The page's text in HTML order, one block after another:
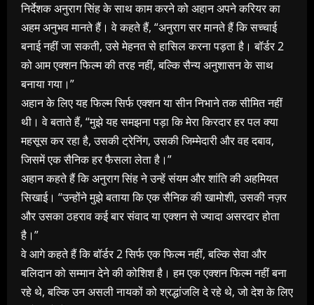
निर्देशक अनुराग सिंह के साथ काम करने को अहान अपने करियर का
अहम अनुभव मानते हैं। वे कहते हैं, “अनुराग सर मानते हैं कि सच्चाई
बनाई नहीं जा सकती, उसे मेहनत से हासिल करना पड़ता है। बॉर्डर 2
को आम एक्शन फिल्म की तरह नहीं, बल्कि सैन्य अनुशासन के साथ
बनाया गया।”
अहान के लिए यह फिल्म सिर्फ एक्शन या सीन निभाने तक सीमित नहीं
थी। वे बताते हैं, “मुझे यह समझना पड़ा कि मेरा किरदार हर पल क्या
महसूस कर रहा है, उसकी ट्रेनिंग, उसकी जिम्मेदारी और वह दबाव,
जिसमें एक सैनिक हर फैसला लेता है।”
अहान कहते हैं कि अनुराग सिंह ने उन्हें संयम और शांति की अहमियत
सिखाई। “उन्होंने मुझे बताया कि एक सैनिक की खामोशी, उसकी नज़र
और उसका ठहराव कई बार संवाद या एक्शन से ज्यादा असरदार होता
है।”
वे आगे कहते हैं कि बॉर्डर 2 सिर्फ एक फिल्म नहीं, बल्कि सेवा और
बलिदान को सम्मान देने की कोशिश है। हम एक एक्शन फिल्म नहीं बना
रहे थे, बल्कि उन असली नायकों को श्रद्धांजलि दे रहे थे, जो देश के लिए